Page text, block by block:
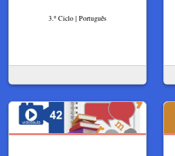
3.º Ciclo | Português